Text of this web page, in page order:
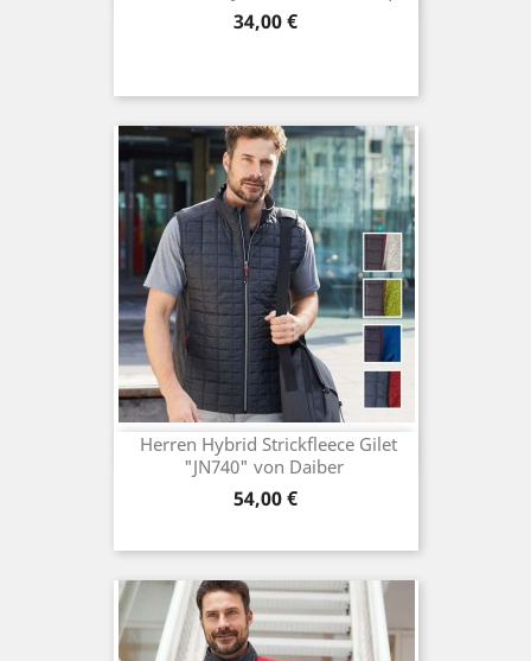
Preis
34,00 €
Herren Hybrid Strickfleece Gilet
"JN740" von Daiber
Preis
54,00 €